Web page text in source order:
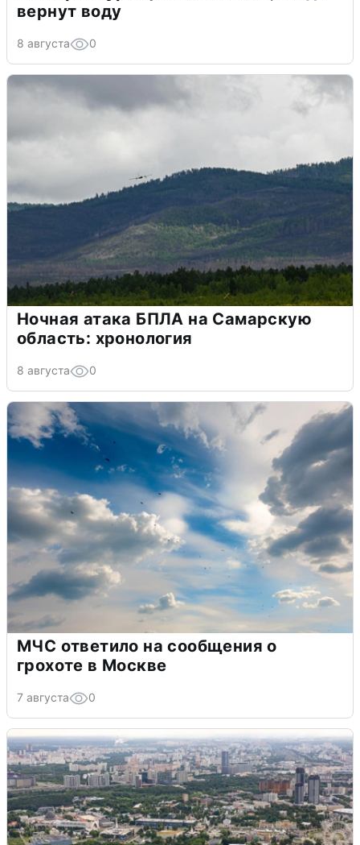
вернут воду
8 августа 0
Ночная атака БПЛА на Самарскую
область: хронология
8 августа 0
МЧС ответило на сообщения о
грохоте в Москве
7 августа 0